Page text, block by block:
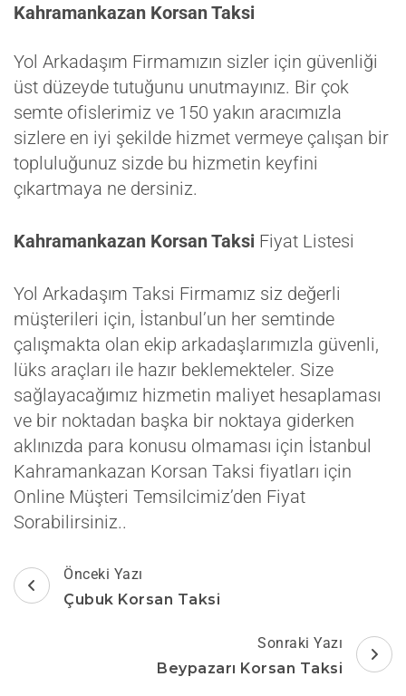
Kahramankazan Korsan Taksi
Yol Arkadaşım Firmamızın sizler için güvenliği
üst düzeyde tutuğunu unutmayınız. Bir çok
semte ofislerimiz ve 150 yakın aracımızla
sizlere en iyi şekilde hizmet vermeye çalışan bir
topluluğunuz sizde bu hizmetin keyfini
çıkartmaya ne dersiniz.
Kahramankazan Korsan Taksi Fiyat Listesi
Yol Arkadaşım Taksi Firmamız siz değerli
müşterileri için, İstanbul’un her semtinde
çalışmakta olan ekip arkadaşlarımızla güvenli,
lüks araçları ile hazır beklemekteler. Size
sağlayacağımız hizmetin maliyet hesaplaması
ve bir noktadan başka bir noktaya giderken
aklınızda para konusu olmaması için İstanbul
Kahramankazan Korsan Taksi fiyatları için
Online Müşteri Temsilcimiz’den Fiyat
Sorabilirsiniz..
Yazı
dolaşımı
Önceki Yazı
Çubuk Korsan Taksi
Sonraki Yazı
Beypazarı Korsan Taksi